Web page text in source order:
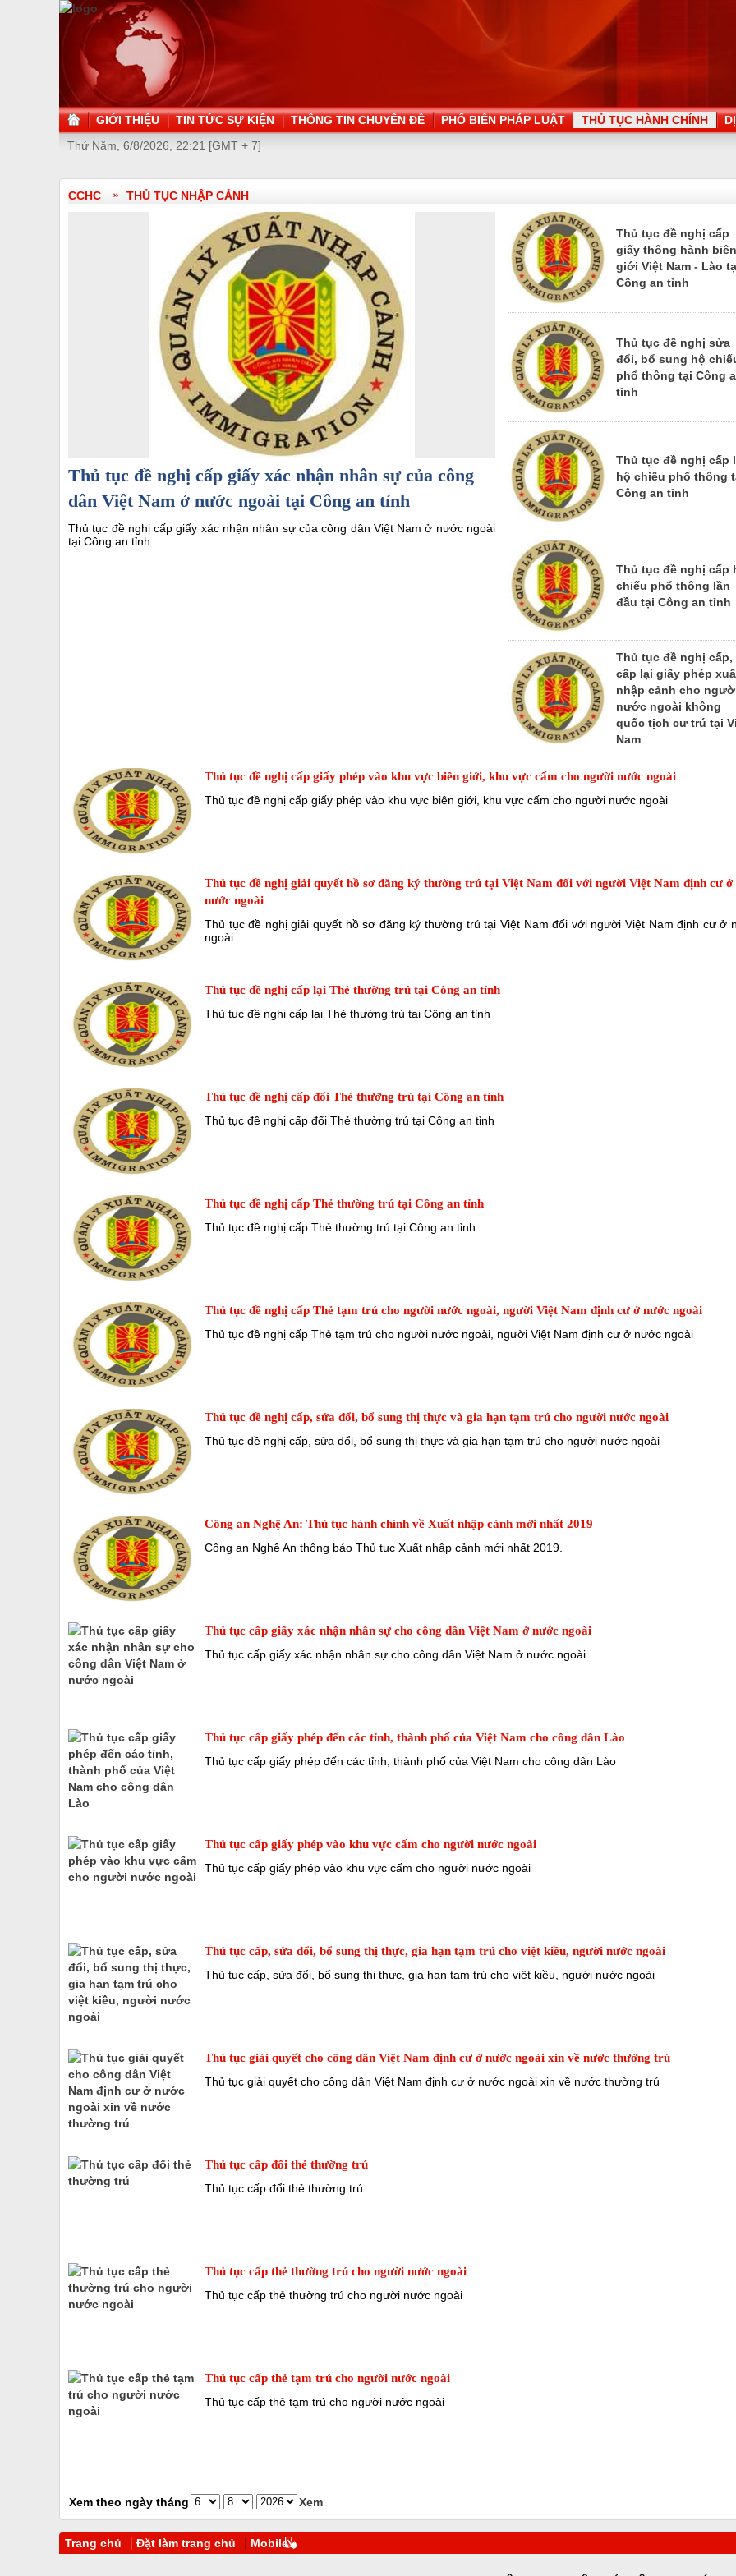
GIỚI THIỆU TIN TỨC SỰ KIỆN THÔNG TIN CHUYÊN ĐỀ PHỔ BIẾN PHÁP LUẬT THỦ TỤC HÀNH CHÍNH
Thứ Năm, 6/8/2026, 22:21 [GMT + 7]
CCHC THỦ TỤC NHẬP CẢNH
Thủ tục đề nghị cấp giấy xác nhận nhân sự của công
dân Việt Nam ở nước ngoài tại Công an tỉnh
Thủ tục đề nghị cấp giấy xác nhận nhân sự của công dân Việt Nam ở nước ngoài
tại Công an tỉnh
Thủ tục đề nghị cấp
giấy thông hành biên
giới Việt Nam - Lào
Công an tỉnh
Thủ tục đề nghị sửa
đổi, bổ sung hộ
phổ thông tại Công
tỉnh
Thủ tục đề nghị cấp
hộ chiếu phổ thông
Công an tỉnh
Thủ tục đề nghị cấp
chiếu phổ thông lần
đầu tại Công an tỉnh
Thủ tục đề nghị cấp,
cấp lại giấy phép
nhập cảnh cho
nước ngoài không
quốc tịch cư trú tại
Nam
Thủ tục đề nghị cấp giấy phép vào khu vực biên giới, khu vực cấm cho người nước ngoài
Thủ tục đề nghị cấp giấy phép vào khu vực biên giới, khu vực cấm cho người nước ngoài
Thủ tục đề nghị giải quyết hồ sơ đăng ký thường trú tại Việt Nam đối với người Việt Nam định cư ở
nước ngoài
Thủ tục đề nghị giải quyết hồ sơ đăng ký thường trú tại Việt Nam đối với người Việt Nam định cư ở
ngoài
Thủ tục đề nghị cấp lại Thẻ thường trú tại Công an tỉnh
Thủ tục đề nghị cấp lại Thẻ thường trú tại Công an tỉnh
Thủ tục đề nghị cấp đổi Thẻ thường trú tại Công an tỉnh
Thủ tục đề nghị cấp đổi Thẻ thường trú tại Công an tỉnh
Thủ tục đề nghị cấp Thẻ thường trú tại Công an tỉnh
Thủ tục đề nghị cấp Thẻ thường trú tại Công an tỉnh
Thủ tục đề nghị cấp Thẻ tạm trú cho người nước ngoài, người Việt Nam định cư ở nước ngoài
Thủ tục đề nghị cấp Thẻ tạm trú cho người nước ngoài, người Việt Nam định cư ở nước ngoài
Thủ tục đề nghị cấp, sửa đổi, bổ sung thị thực và gia hạn tạm trú cho người nước ngoài
Thủ tục đề nghị cấp, sửa đổi, bổ sung thị thực và gia hạn tạm trú cho người nước ngoài
Công an Nghệ An: Thủ tục hành chính về Xuất nhập cảnh mới nhất 2019
Công an Nghệ An thông báo Thủ tục Xuất nhập cảnh mới nhất 2019.
Thủ tục cấp giấy xác nhận nhân sự cho công dân Việt Nam ở nước ngoài
Thủ tục cấp giấy xác nhận nhân sự cho công dân Việt Nam ở nước ngoài
Thủ tục cấp giấy phép đến các tỉnh, thành phố của Việt Nam cho công dân Lào
Thủ tục cấp giấy phép đến các tỉnh, thành phố của Việt Nam cho công dân Lào
Thủ tục cấp giấy phép vào khu vực cấm cho người nước ngoài
Thủ tục cấp giấy phép vào khu vực cấm cho người nước ngoài
Thủ tục cấp, sửa đổi, bổ sung thị thực, gia hạn tạm trú cho việt kiều, người nước ngoài
Thủ tục cấp, sửa đổi, bổ sung thị thực, gia hạn tạm trú cho việt kiều, người nước ngoài
Thủ tục giải quyết cho công dân Việt Nam định cư ở nước ngoài xin về nước thường trú
Thủ tục giải quyết cho công dân Việt Nam định cư ở nước ngoài xin về nước thường trú
Thủ tục cấp đổi thẻ thường trú
Thủ tục cấp đổi thẻ thường trú
Thủ tục cấp thẻ thường trú cho người nước ngoài
Thủ tục cấp thẻ thường trú cho người nước ngoài
Thủ tục cấp thẻ tạm trú cho người nước ngoài
Thủ tục cấp thẻ tạm trú cho người nước ngoài
Xem theo ngày tháng Xem
Trang chủ Đặt làm trang chủ Mobile